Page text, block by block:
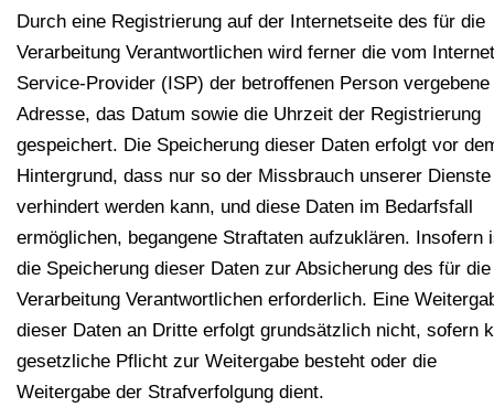
Durch eine Registrierung auf der Internetseite des für die
Verarbeitung Verantwortlichen wird ferner die vom
Service-Provider (ISP) der betroffenen Person
Adresse, das Datum sowie die Uhrzeit der Registrierung
gespeichert. Die Speicherung dieser Daten erfolgt vor
Hintergrund, dass nur so der Missbrauch unserer Dienste
verhindert werden kann, und diese Daten im Bedarfsfall
ermöglichen, begangene Straftaten aufzuklären. Insofern
die Speicherung dieser Daten zur Absicherung des für die
Verarbeitung Verantwortlichen erforderlich. Eine
dieser Daten an Dritte erfolgt grundsätzlich nicht, sofern
gesetzliche Pflicht zur Weitergabe besteht oder die
Weitergabe der Strafverfolgung dient.